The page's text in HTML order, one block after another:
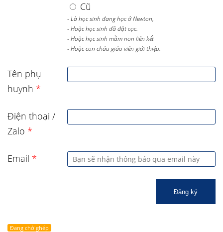
Cũ
- Là học sinh đang học ở Newton,
- Hoặc học sinh đã đặt cọc.
- Hoặc học sinh mầm non liên kết
- Hoặc con cháu giáo viên giới thiệu.
Tên phụ
huynh *
Điện thoại /
Zalo *
Email *
Đăng ký
Đang chờ ghép